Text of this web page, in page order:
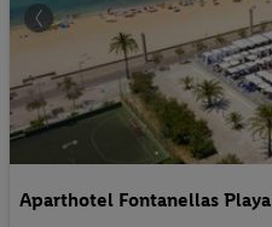
Aparthotel Fontanellas Playa